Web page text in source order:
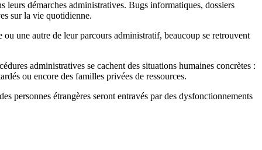
leurs démarches administratives. Bugs informatiques, dossiers
sur la vie quotidienne.
une autre de leur parcours administratif, beaucoup se retrouvent
administratives se cachent des situations humaines concrètes :
ou encore des familles privées de ressources.
personnes étrangères seront entravés par des dysfonctionnements